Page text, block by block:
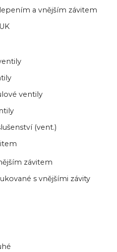
a vnějším závitem
ventily
(vent.)
závitem
s vnějšími závity